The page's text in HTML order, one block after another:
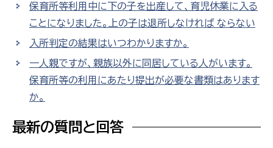
保育所等利用中に下の子を出産して、育児休業に入る
ことになりました。上の子は退所しなければ ならない
入所判定の結果はいつわかりますか。
一人親ですが、親族以外に同居している人がいます。
保育所等の利用にあたり提出が必要な書類はあります
か。
最新の質問と回答